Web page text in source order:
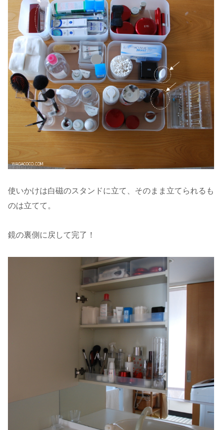
使いかけは白磁のスタンドに立て、そのまま立てられるも
のは立てて。
鏡の裏側に戻して完了！